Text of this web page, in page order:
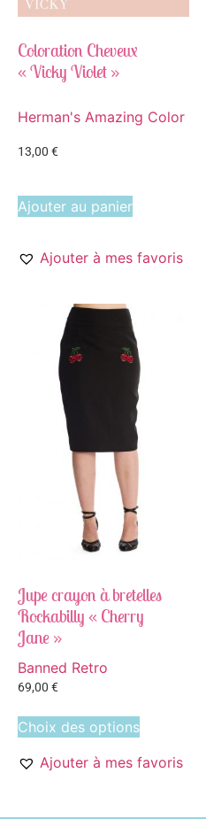
Coloration Cheveux
« Vicky Violet »
Herman's Amazing Color
13,00 €
Ajouter au panier
Ajouter à mes favoris
Jupe crayon à bretelles
Rockabilly « Cherry
Jane »
Banned Retro
69,00 €
Choix des options
Ajouter à mes favoris